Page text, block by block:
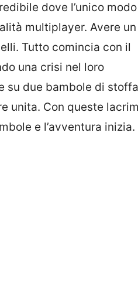
dove l’unico
multiplayer. Avere un
Tutto comincia con il
una crisi nel loro
su due bambole di stoffa
unita. Con queste
e l’avventura inizia.